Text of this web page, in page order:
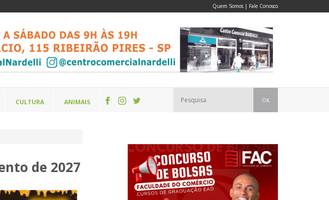
Quem Somos | Fale Conosco
CULTURA ANIMAIS OK
de 2027